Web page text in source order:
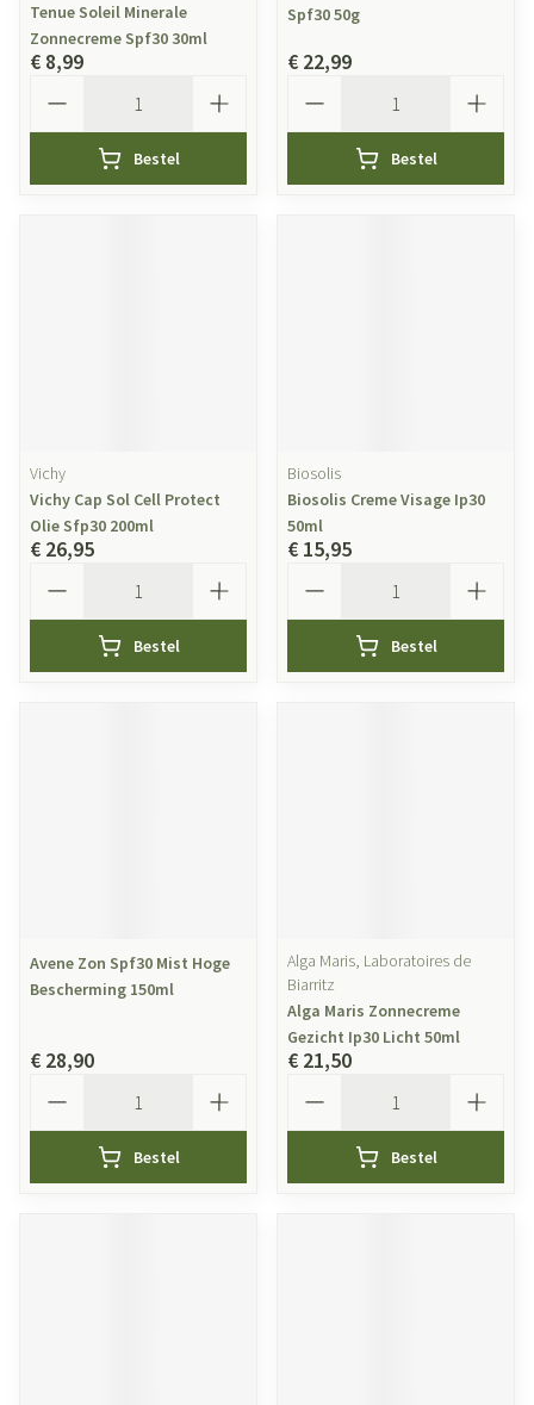
Tenue Soleil Minerale
Zonnecreme Spf30 30ml
€ 8,99
Bestel
Spf30 50g
€ 22,99
Bestel
Vichy
Vichy Cap Sol Cell Protect
Olie Sfp30 200ml
€ 26,95
Bestel
Biosolis
Biosolis Creme Visage Ip30
50ml
€ 15,95
Bestel
Avene Zon Spf30 Mist Hoge
Bescherming 150ml
€ 28,90
Bestel
Alga Maris, Laboratoires de
Biarritz
Alga Maris Zonnecreme
Gezicht Ip30 Licht 50ml
€ 21,50
Bestel